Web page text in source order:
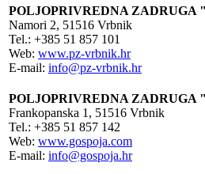
POLJOPRIVREDNA ZADRUGA
Namori 2, 51516 Vrbnik
Tel.: +385 51 857 101
Web: www.pz-vrbnik.hr
E-mail: info@pz-vrbnik.hr
POLJOPRIVREDNA ZADRUGA
Frankopanska 1, 51516 Vrbnik
Tel.: +385 51 857 142
Web: www.gospoja.com
E-mail: info@gospoja.hr